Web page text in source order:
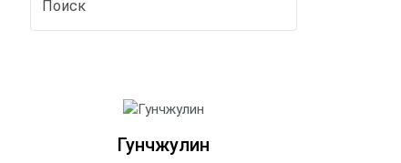
Гунчжулин